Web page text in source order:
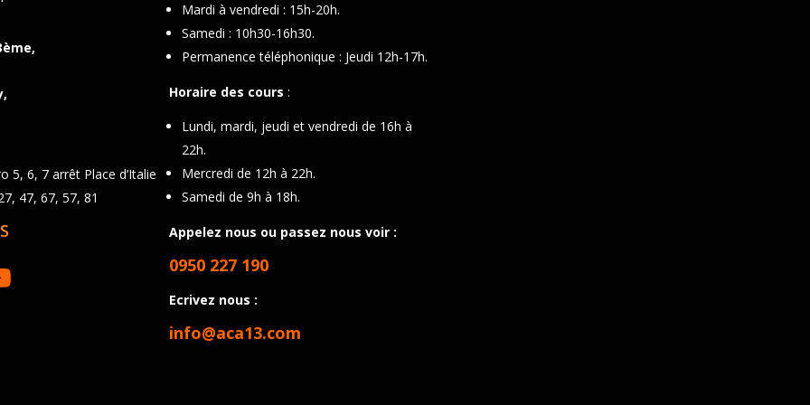
5, 6, 7 arrêt Place d’Italie
47, 67, 57, 81
Mardi à vendredi : 15h-20h.
Samedi : 10h30-16h30.
Permanence téléphonique : Jeudi 12h-17h.
Horaire des cours:
Lundi, mardi, jeudi et vendredi de 16h à
22h.
Mercredi de 12h à 22h.
Samedi de 9h à 18h.
Appelez nous ou passez nous voir :
0950 227 190
Ecrivez nous :
info@aca13.com